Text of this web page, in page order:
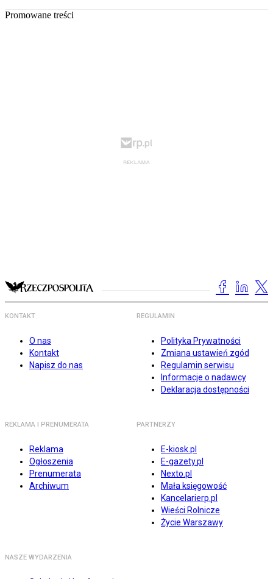
Promowane treści
KONTAKT
O nas
Kontakt
Napisz do nas
REGULAMIN
Polityka Prywatności
Zmiana ustawień zgód
Regulamin serwisu
Informacje o nadawcy
Deklaracja dostępności
REKLAMA I PRENUMERATA
Reklama
Ogłoszenia
Prenumerata
Archiwum
PARTNERZY
E-kiosk.pl
E-gazety.pl
Nexto.pl
Mała księgowość
Kancelarierp.pl
Wieści Rolnicze
Życie Warszawy
NASZE WYDARZENIA